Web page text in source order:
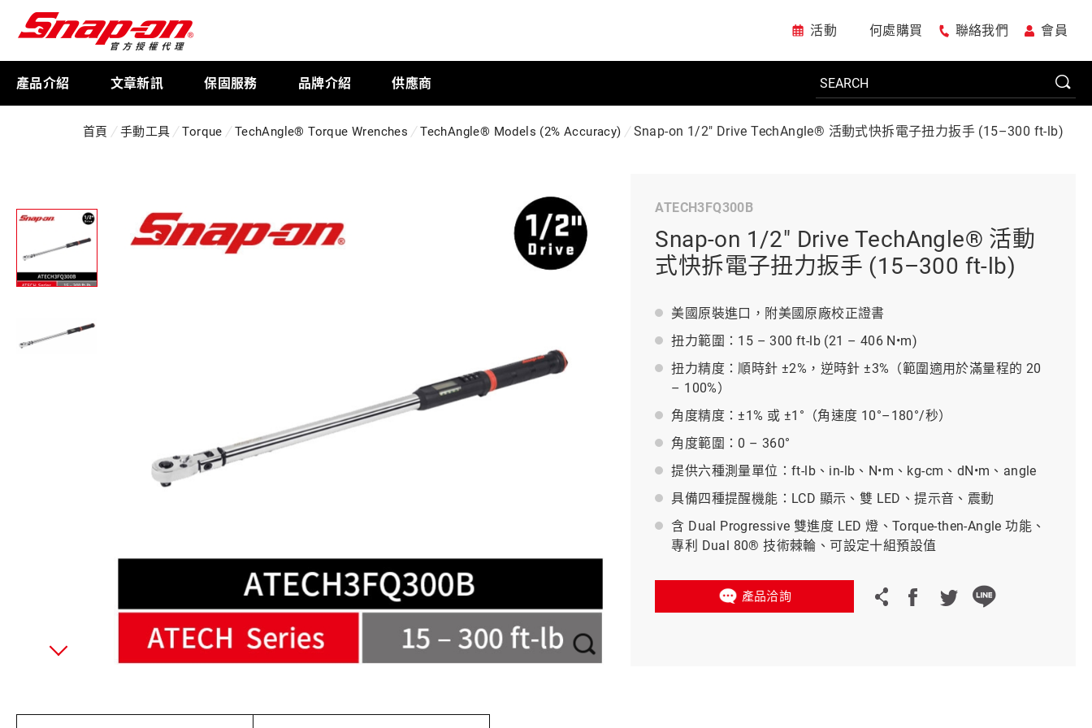
活動 何處購買 聯絡我們 會員
產品介紹
扭力扳手
車廠專用工具
美國JohnBean設備
義大利 Bike-Lift
文章新訊 保固服務 品牌介紹 供應商
首頁 手動工具 Torque TechAngle® Torque Wrenches TechAngle® Models (2% Accuracy) Snap-on 1/2" Drive TechAngle® 活動式快拆電子扭力扳手 (15–300 ft-lb)
ATECH3FQ300B
Snap-on 1/2" Drive TechAngle® 活動
式快拆電子扭力扳手 (15–300 ft-lb)
美國原裝進口，附美國原廠校正證書
扭力範圍：15 – 300 ft-lb (21 – 406 N•m)
扭力精度：順時針 ±2%，逆時針 ±3%（範圍適用於滿量程的 20
– 100%）
角度精度：±1% 或 ±1°（角速度 10°–180°/秒）
角度範圍：0 – 360°
提供六種測量單位：ft-lb、in-lb、N•m、kg-cm、dN•m、angle
具備四種提醒機能：LCD 顯示、雙 LED、提示音、震動
含 Dual Progressive 雙進度 LED 燈、Torque-then-Angle 功能、
專利 Dual 80® 技術棘輪、可設定十組預設值
產品洽詢